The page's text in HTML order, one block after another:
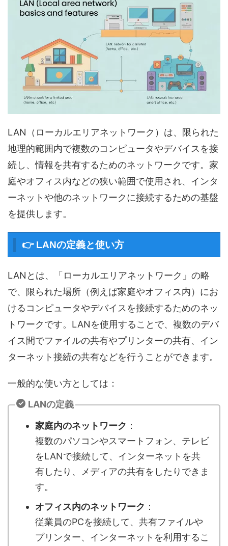
LAN（ローカルエリアネットワーク）は、限られた
地理的範囲内で複数のコンピュータやデバイスを接
続し、情報を共有するためのネットワークです。家
庭やオフィス内などの狭い範囲で使用され、インタ
ーネットや他のネットワークに接続するための基盤
を提供します。
👉 LANの定義と使い方
LANとは、「ローカルエリアネットワーク」の略
で、限られた場所（例えば家庭やオフィス内）にお
けるコンピュータやデバイスを接続するためのネッ
トワークです。LANを使用することで、複数のデバ
イス間でファイルの共有やプリンターの共有、イン
ターネット接続の共有などを行うことができます。
一般的な使い方としては：
LANの定義
家庭内のネットワーク ：
複数のパソコンやスマートフォン、テレビ
をLANで接続して、インターネットを共
有したり、メディアの共有をしたりできま
す。
オフィス内のネットワーク ：
従業員のPCを接続して、共有ファイルや
プリンター、インターネットを利用するこ